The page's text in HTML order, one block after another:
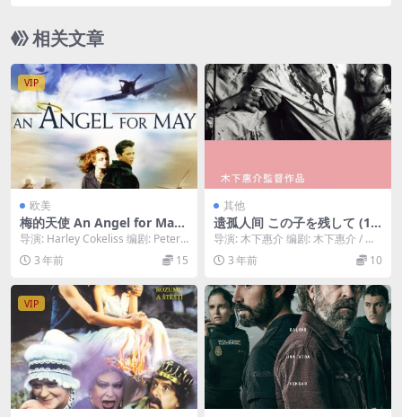
相关文章
VIP
欧美
梅的天使 An Angel for May
(2002)
导演: Harley Cokeliss 编剧: Peter
Milligan 主...
3 年前 15
其他
遗孤人间 この子を残して (19
83)
导演: 木下惠介 编剧: 木下惠介 / 山
田太一 主演: 加藤刚 / 十朱幸代 ...
3 年前 10
VIP